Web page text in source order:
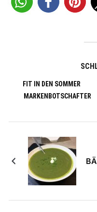
FIT IN DEN SOMMER
MARKENBOTSCHAFTER